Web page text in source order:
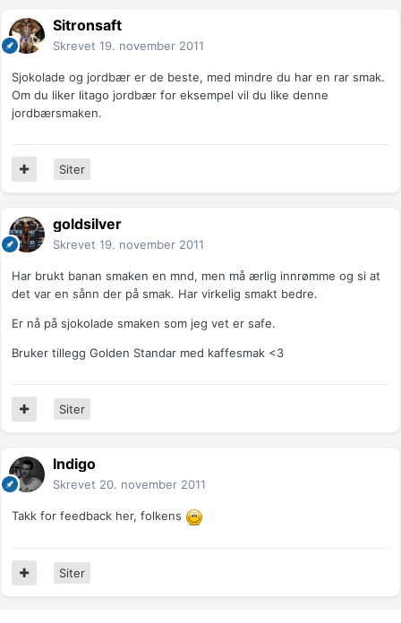
Sitronsaft
Skrevet 19. november 2011
Sjokolade og jordbær er de beste, med mindre du har en rar smak.
Om du liker litago jordbær for eksempel vil du like denne
jordbærsmaken.
Siter
goldsilver
Skrevet 19. november 2011
Har brukt banan smaken en mnd, men må ærlig innrømme og si at
det var en sånn der på smak. Har virkelig smakt bedre.
Er nå på sjokolade smaken som jeg vet er safe.
Bruker tillegg Golden Standar med kaffesmak <3
Siter
Indigo
Skrevet 20. november 2011
Takk for feedback her, folkens
Siter